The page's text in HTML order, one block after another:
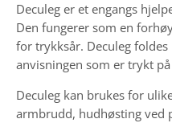
Deculeg er et engangs
Den fungerer som en
for trykksår. Deculeg
anvisningen som er trykt
Deculeg kan brukes for
armbrudd, hudhøsting ved